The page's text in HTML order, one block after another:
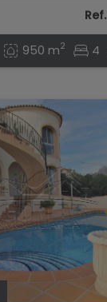
950 m2 4